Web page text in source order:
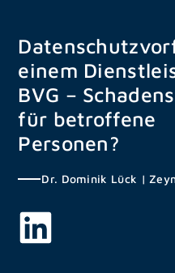
springen
einem
BVG –
für betroffene
Personen?
Dr. Dominik Lück |